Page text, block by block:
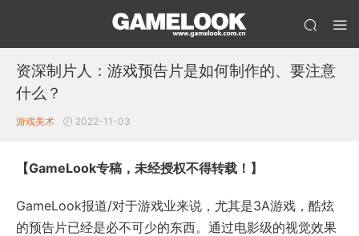
资深制片人：游戏预告片是如何制作的、要注意
什么？
游戏美术 2022-11-03
【GameLook专稿，未经授权不得转载！】
GameLook报道/对于游戏业来说，尤其是3A游戏，酷炫
的预告片已经是必不可少的东西。通过电影级的视觉效果